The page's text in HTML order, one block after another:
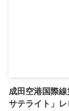
成田空港国際
サテライト」